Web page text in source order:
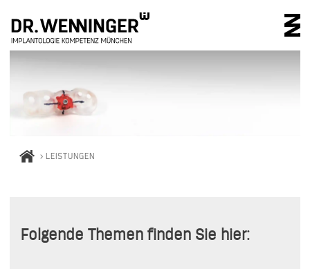
> LEISTUNGEN
Folgende Themen finden Sie hier: